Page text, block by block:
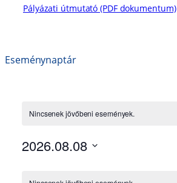
Pályázati útmutató (PDF dokumentum)
Eseménynaptár